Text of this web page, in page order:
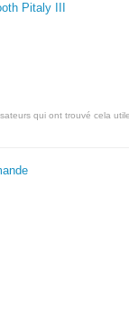
Pitaly III
qui ont trouvé cela